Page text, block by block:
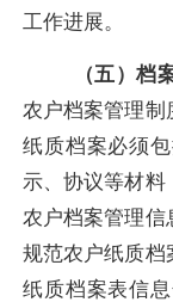
工作进展。
（五）档
农户档案管理制
纸质档案必须
示、协议等材料
农户档案管理信
规范农户纸质档
纸质档案表信